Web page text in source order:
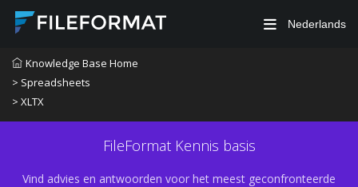
Nederlands
Knowledge Base Home
> Spreadsheets
> XLTX
FileFormat Kennis basis
Vind advies en antwoorden voor het meest geconfronteerde